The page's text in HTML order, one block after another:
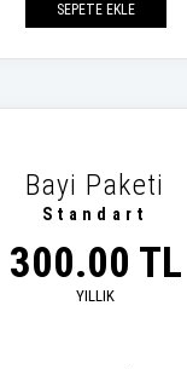
SEPETE EKLE
Bayi Paketi
Standart
300.00 TL
YILLIK